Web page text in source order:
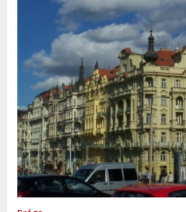
Varsó